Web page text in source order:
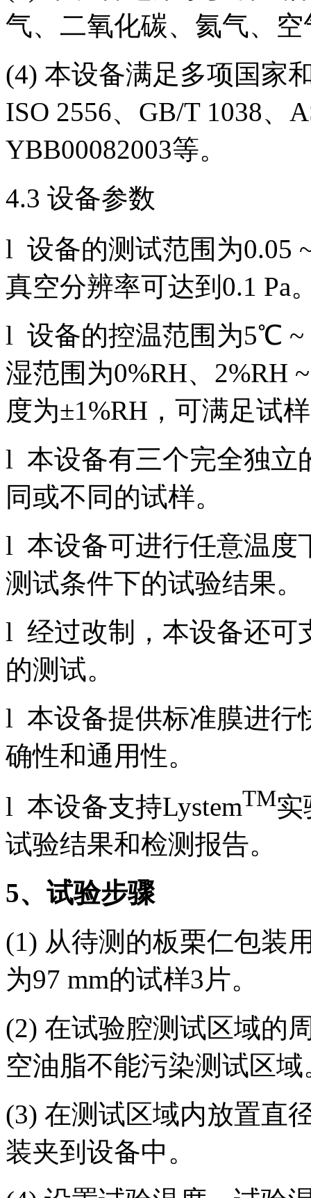
气、二氧化碳、氦气、空
(4) 本设备满足多项国家
ISO 2556、GB/T 1038、
YBB00082003等。
4.3 设备参数
l 设备的测试范围为0.05
真空分辨率可达到0.1 Pa
l 设备的控温范围为5℃
湿范围为0%RH、2%RH
度为±1%RH，可满足试
l 本设备有三个完全独立
同或不同的试样。
l 本设备可进行任意温度
测试条件下的试验结果。
l 经过改制，本设备还可
的测试。
l 本设备提供标准膜进行
确性和通用性。
l 本设备支持LystemTM实
试验结果和检测报告。
5、试验步骤
(1) 从待测的板栗仁包装
为97 mm的试样3片。
(2) 在试验腔测试区域的
空油脂不能污染测试区域
(3) 在测试区域内放置直
装夹到设备中。